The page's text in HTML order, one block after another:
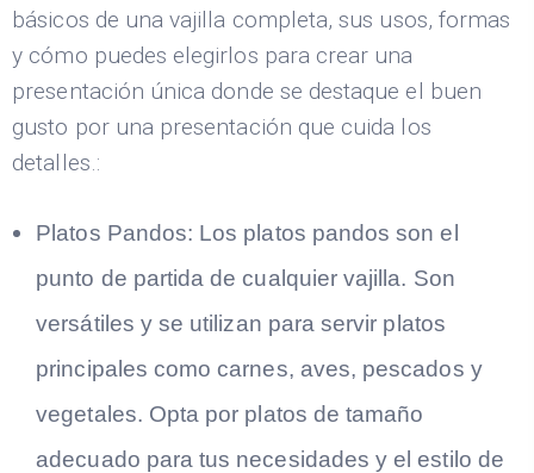
básicos de una vajilla completa, sus usos, formas
y cómo puedes elegirlos para crear una
presentación única donde se destaque el buen
gusto por una presentación que cuida los
detalles.:
Platos Pandos: Los platos pandos son el
punto de partida de cualquier vajilla. Son
versátiles y se utilizan para servir platos
principales como carnes, aves, pescados y
vegetales. Opta por platos de tamaño
adecuado para tus necesidades y el estilo de